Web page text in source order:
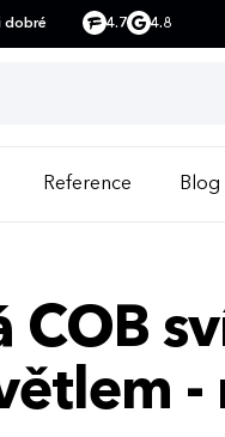
dobré 4.7 4.8
Reference Blog
-